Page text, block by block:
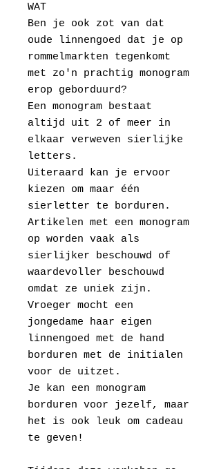
WAT
Ben je ook zot van dat
oude linnengoed dat je op
rommelmarkten tegenkomt
met zo'n prachtig monogram
erop geborduurd?
Een monogram bestaat
altijd uit 2 of meer in
elkaar verweven sierlijke
letters.
Uiteraard kan je ervoor
kiezen om maar één
sierletter te borduren.
Artikelen met een monogram
op worden vaak als
sierlijker beschouwd of
waardevoller beschouwd
omdat ze uniek zijn.
Vroeger mocht een
jongedame haar eigen
linnengoed met de hand
borduren met de initialen
voor de uitzet.
Je kan een monogram
borduren voor jezelf, maar
het is ook leuk om cadeau
te geven!